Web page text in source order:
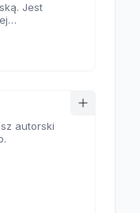
Jest
autorski